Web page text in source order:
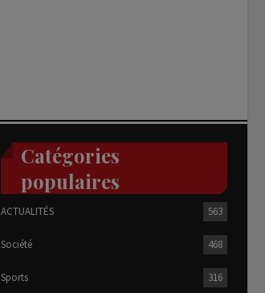
Catégories
populaires
ACTUALITÉS 563
Société 468
Sports 316